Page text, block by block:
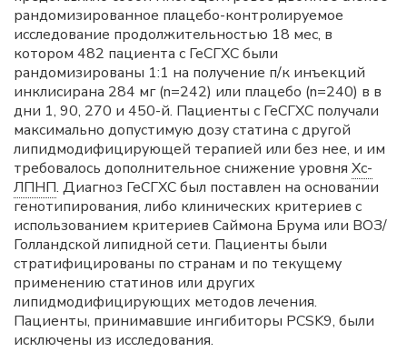
рандомизированное плацебо-контролируемое
исследование продолжительностью 18 мес, в
котором 482 пациента с ГеСГХС были
рандомизированы 1:1 на получение п/к инъекций
инклисирана 284 мг (n=242) или плацебо (n=240) в в
дни 1, 90, 270 и 450-й. Пациенты с ГеСГХС получали
максимально допустимую дозу статина с другой
липидмодифицирующей терапией или без нее, и им
требовалось дополнительное снижение уровня Хс-
ЛПНП. Диагноз ГеСГХС был поставлен на основании
генотипирования, либо клинических критериев с
использованием критериев Саймона Брума или ВОЗ/
Голландской липидной сети. Пациенты были
стратифицированы по странам и по текущему
применению статинов или других
липидмодифицирующих методов лечения.
Пациенты, принимавшие ингибиторы PCSK9, были
исключены из исследования.